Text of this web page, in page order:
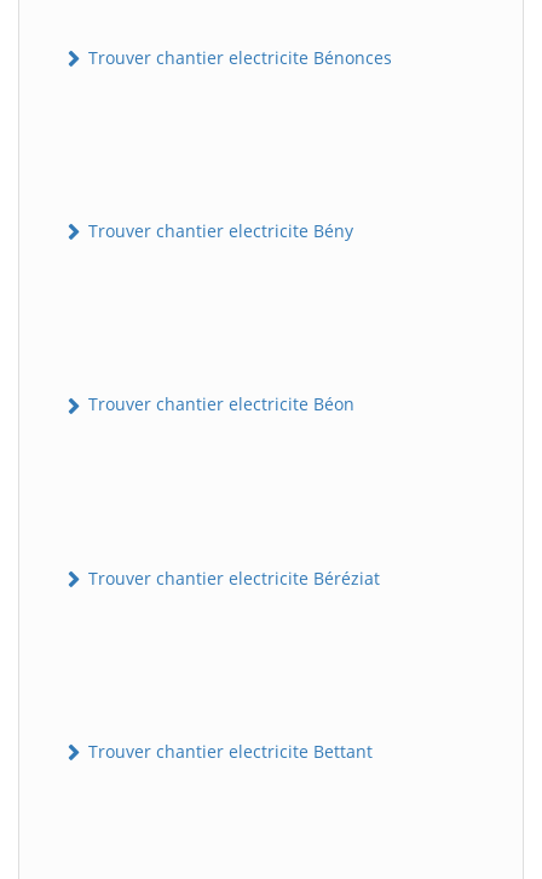
Trouver chantier electricite Bénonces
Trouver chantier electricite Bény
Trouver chantier electricite Béon
Trouver chantier electricite Béréziat
Trouver chantier electricite Bettant